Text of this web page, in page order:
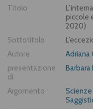
Titolo
piccole
2020)
Sottotitolo
Autore
Adriana
presentazione
di
Argomento